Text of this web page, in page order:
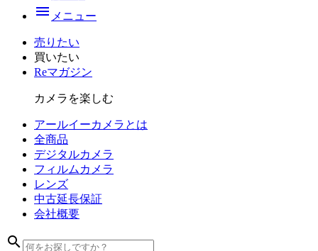
menu メニュー
売りたい
買いたい
Reマガジン
カメラを楽しむ
アールイーカメラとは
全商品
デジタルカメラ
フィルム カメラ
レンズ
中古延長保証
会社概要
search